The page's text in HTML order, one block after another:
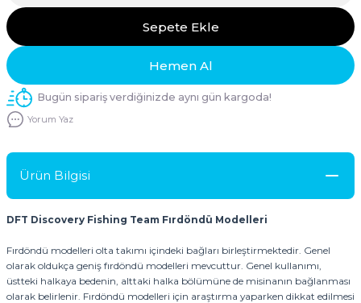
Sepete Ekle
Hemen Al
Bugün sipariş verdiğinizde aynı gün kargoda!
Yorum Yaz
Ürün Bilgisi
DFT Discovery Fishing Team Fırdöndü Modelleri
Fırdöndü modelleri olta takımı içindeki bağları birleştirmektedir. Genel
olarak oldukça geniş fırdöndü modelleri mevcuttur. Genel kullanımı,
üstteki halkaya bedenin, alttaki halka bölümüne de misinanın bağlanması
olarak belirlenir. Fırdöndü modelleri için araştırma yaparken dikkat edilmesi